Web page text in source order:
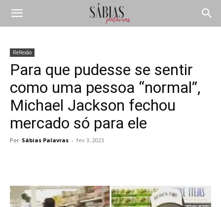
Reflexão
Para que pudesse se sentir
como uma pessoa “normal”,
Michael Jackson fechou
mercado só para ele
Por Sábias Palavras - fev 3, 2023